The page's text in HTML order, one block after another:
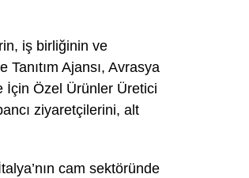
iş birliğinin ve
Tanıtım Ajansı, Avrasya
İçin Özel Ürünler Üretici
ziyaretçilerini, alt
cam sektöründe